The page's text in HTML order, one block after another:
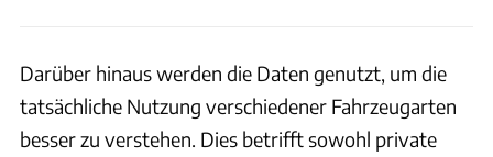
Darüber hinaus werden die Daten genutzt, um die
tatsächliche Nutzung verschiedener Fahrzeugarten
besser zu verstehen. Dies betrifft sowohl private